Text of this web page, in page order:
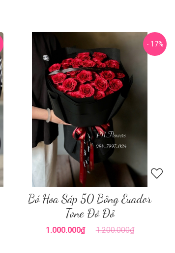
- 17%
Bó Hoa Sáp 50 Bông Euador
Tone Đỏ Đô
1.000.000₫ 1.200.000₫